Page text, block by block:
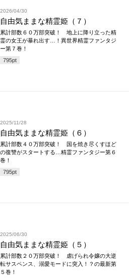
2026/04/30
自由気ままな精霊姫（７）
累計部数６０万部突破！ 地上に降り立った精
霊の女王が暴れ出す…！異世界精霊ファンタジ
ー第７巻！
795pt
2025/11/28
自由気ままな精霊姫（６）
累計部数４０万部突破！ 国を焼き尽くすほど
の復讐がスタートする…精霊ファンタジー第６
巻！
795pt
2025/06/30
自由気ままな精霊姫（５）
累計部数２０万部突破！ 虐げられ令嬢の大逆
転サスペンス、溺愛モードに突入！？の最新第
５巻！